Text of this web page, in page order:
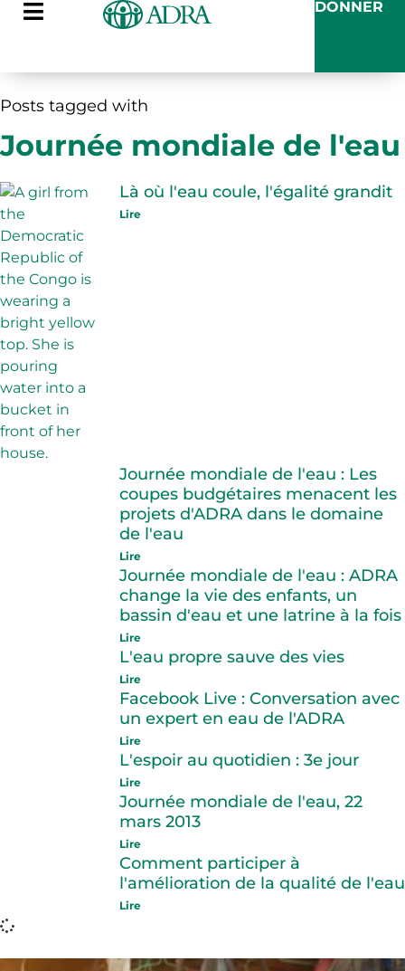
DONNER
Posts tagged with
Journée mondiale de l'eau
Là où l'eau coule, l'égalité grandit
Lire
Journée mondiale de l'eau : Les
coupes budgétaires menacent les
projets d'ADRA dans le domaine
de l'eau
Lire
Journée mondiale de l'eau : ADRA
change la vie des enfants, un
bassin d'eau et une latrine à la fois
Lire
L'eau propre sauve des vies
Lire
Facebook Live : Conversation avec
un expert en eau de l'ADRA
Lire
L'espoir au quotidien : 3e jour
Lire
Journée mondiale de l'eau, 22
mars 2013
Lire
Comment participer à
l'amélioration de la qualité de l'eau
Lire